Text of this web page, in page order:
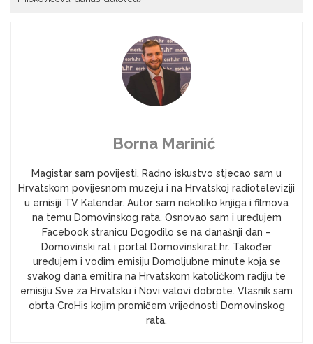
Borna Marinić
Magistar sam povijesti. Radno iskustvo stjecao sam u
Hrvatskom povijesnom muzeju i na Hrvatskoj radioteleviziji
u emisiji TV Kalendar. Autor sam nekoliko knjiga i filmova
na temu Domovinskog rata. Osnovao sam i uređujem
Facebook stranicu Dogodilo se na današnji dan –
Domovinski rat i portal Domovinskirat.hr. Također
uređujem i vodim emisiju Domoljubne minute koja se
svakog dana emitira na Hrvatskom katoličkom radiju te
emisiju Sve za Hrvatsku i Novi valovi dobrote. Vlasnik sam
obrta CroHis kojim promičem vrijednosti Domovinskog
rata.